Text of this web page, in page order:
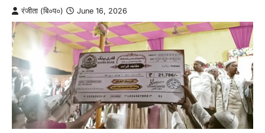
रंजीता (बि०प०) June 16, 2026